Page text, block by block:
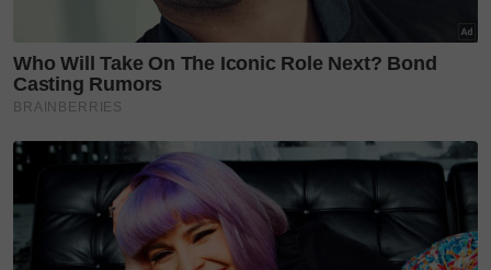
pengalaman generasi terdahulu.